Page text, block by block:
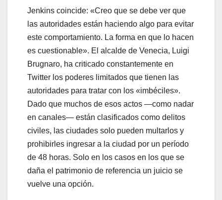
Jenkins coincide: «Creo que se debe ver que
las autoridades están haciendo algo para evitar
este comportamiento. La forma en que lo hacen
es cuestionable». El alcalde de Venecia, Luigi
Brugnaro, ha criticado constantemente en
Twitter los poderes limitados que tienen las
autoridades para tratar con los «imbéciles».
Dado que muchos de esos actos —como nadar
en canales— están clasificados como delitos
civiles, las ciudades solo pueden multarlos y
prohibirles ingresar a la ciudad por un período
de 48 horas. Solo en los casos en los que se
daña el patrimonio de referencia un juicio se
vuelve una opción.